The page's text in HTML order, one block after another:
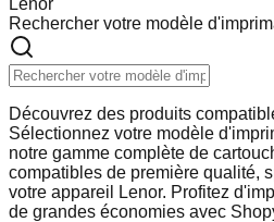
Rechercher votre modèle
Découvrez des produits
Sélectionnez votre modèle
notre gamme complète de
compatibles de première qualité,
votre appareil Lenor. Profitez
de grandes économies avec